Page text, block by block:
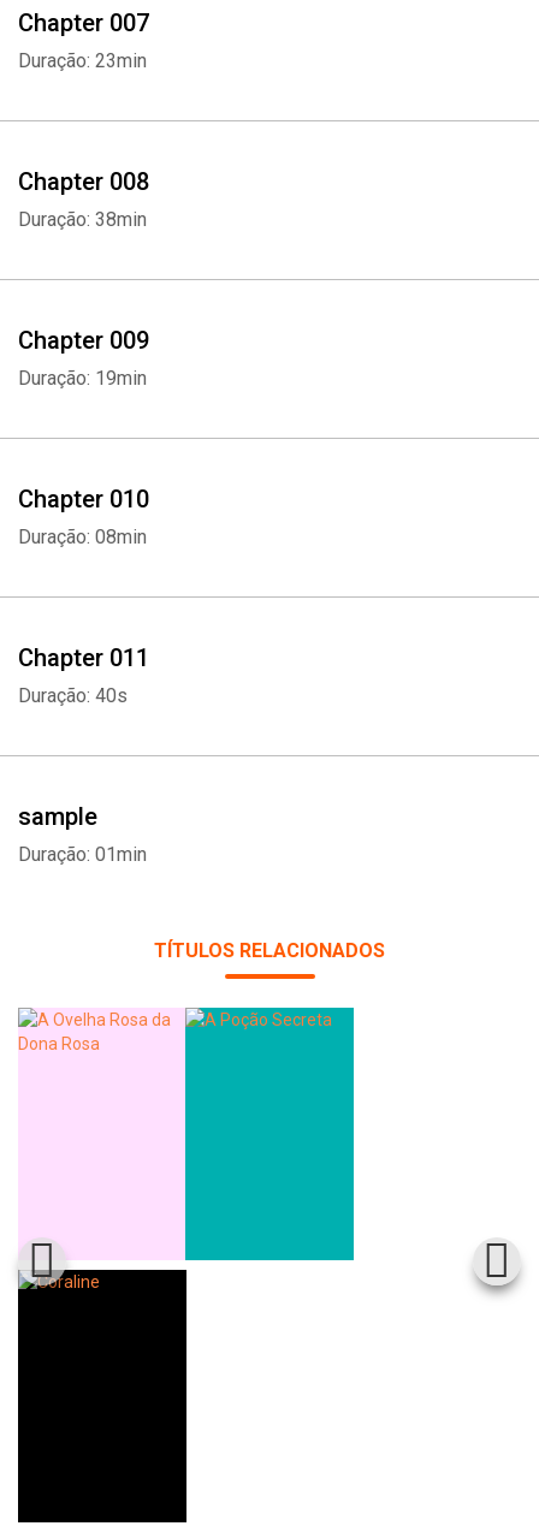
Chapter 007
Duração: 23min
Chapter 008
Duração: 38min
Chapter 009
Duração: 19min
Chapter 010
Duração: 08min
Chapter 011
Duração: 40s
sample
Duração: 01min
TÍTULOS RELACIONADOS